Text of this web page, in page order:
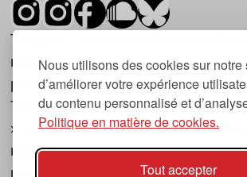
Nous utilisons des cookies sur notre
d’améliorer votre expérience
du contenu personnalisé et
Politique en matière de cookies.
Tout accepter
Tsugi est un mensuel indépendant
musique et les nouvelles
première parution date de 2007.
Tsugi en japonais signifie «
», ce qui correspond à la
magazine, à l’affût des nouvelles
musicales, qu’elles viennent de la